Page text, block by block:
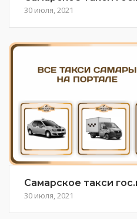
30 июля, 2021
Самарское такси
30 июля, 2021